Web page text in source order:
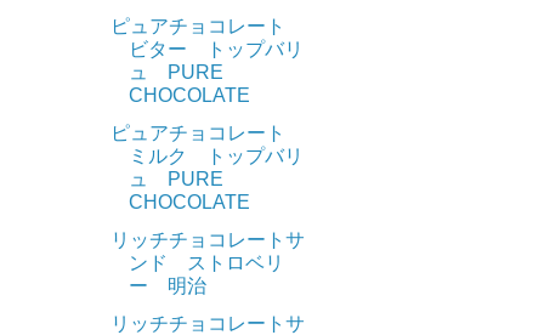
ピュアチョコレート
ビター トップバリ
ュ PURE
CHOCOLATE
ピュアチョコレート
ミルク トップバリ
ュ PURE
CHOCOLATE
リッチチョコレートサ
ンド ストロベリ
ー 明治
リッチチョコレートサ